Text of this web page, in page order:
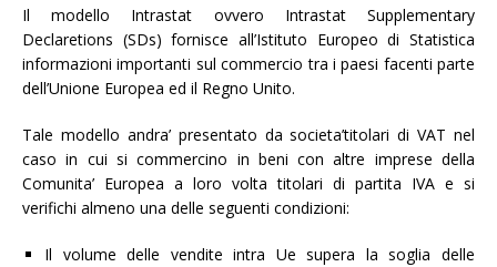
Il modello Intrastat ovvero Intrastat Supplementary
Declaretions (SDs) fornisce all’Istituto Europeo di Statistica
informazioni importanti sul commercio tra i paesi facenti parte
dell’Unione Europea ed il Regno Unito.
Tale modello andra’ presentato da societa’titolari di VAT nel
caso in cui si commercino in beni con altre imprese della
Comunita’ Europea a loro volta titolari di partita IVA e si
verifichi almeno una delle seguenti condizioni:
Il volume delle vendite intra Ue supera la soglia delle